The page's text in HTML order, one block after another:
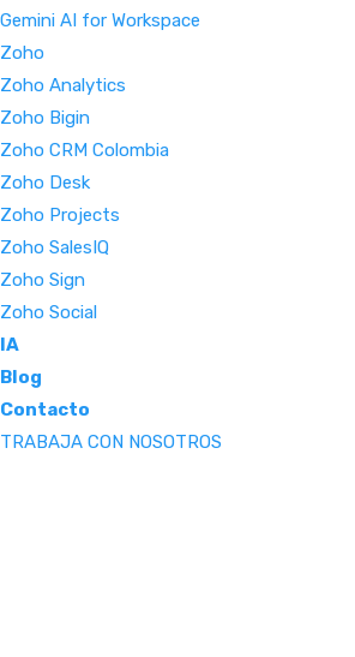
Gemini AI for Workspace
Zoho
Zoho Analytics
Zoho Bigin
Zoho CRM Colombia
Zoho Desk
Zoho Projects
Zoho SalesIQ
Zoho Sign
Zoho Social
IA
Blog
Contacto
TRABAJA CON NOSOTROS